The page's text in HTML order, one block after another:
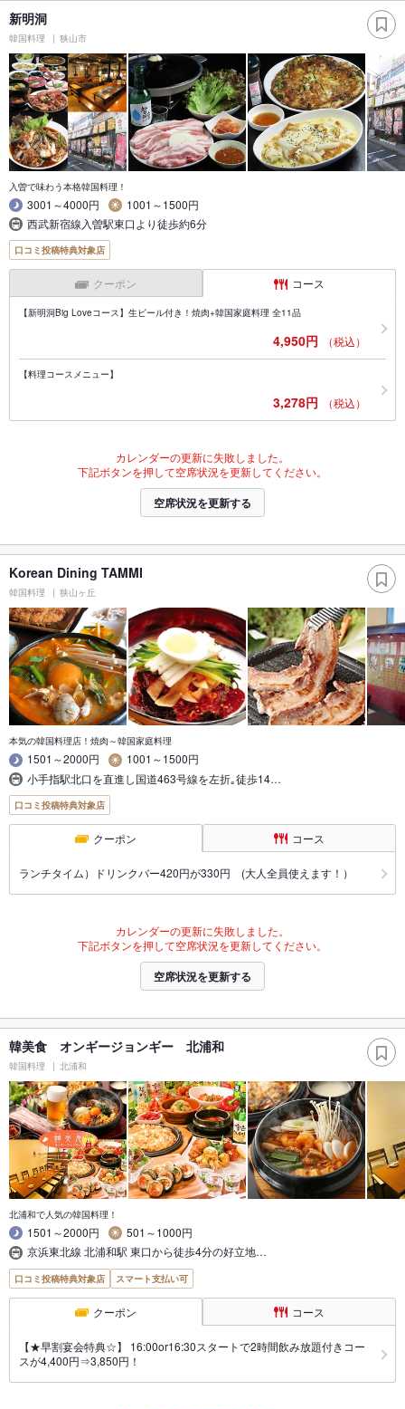
新明洞
韓国料理 狭山市
入曽で味わう本格韓国料理！
3001～4000円
1001～1500円
西武新宿線入曽駅東口より徒歩約6分
口コミ投稿特典対象店
クーポン コース
【新明洞Big Loveコース】生ビール付き！焼肉+韓国家庭料理 全11品
4,950円 （税込）
【料理コースメニュー】
3,278円 （税込）
カレンダーの更新に失敗しました。
下記ボタンを押して空席状況を更新してください。
空席状況を更新する
Korean Dining TAMMI
韓国料理 狭山ヶ丘
本気の韓国料理店！焼肉～韓国家庭料理
1501～2000円
1001～1500円
小手指駅北口を直進し国道463号線を左折｡徒歩14…
口コミ投稿特典対象店
クーポン コース
ランチタイム）ドリンクバー420円が330円 (大人全員使えます！）
カレンダーの更新に失敗しました。
下記ボタンを押して空席状況を更新してください。
空席状況を更新する
韓美食 オンギージョンギー 北浦和
韓国料理 北浦和
北浦和で人気の韓国料理！
1501～2000円
501～1000円
京浜東北線 北浦和駅 東口から徒歩4分の好立地…
口コミ投稿特典対象店 スマート支払い可
クーポン コース
【★早割宴会特典☆】 16:00or16:30スタートで2時間飲み放題付きコー
スが4,400円⇒3,850円！